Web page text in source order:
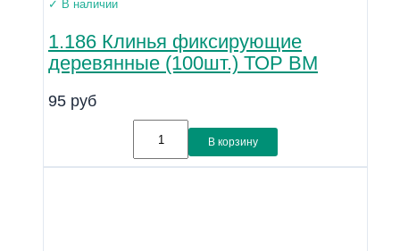
✓ В наличии
1.186 Клинья фиксирующие
деревянные (100шт.) ТОР ВМ
95 руб
В корзину